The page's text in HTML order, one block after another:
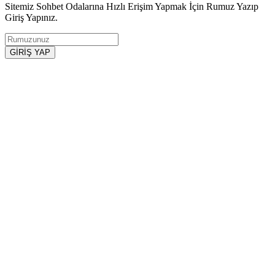
Sitemiz Sohbet Odalarına Hızlı Erişim Yapmak İçin Rumuz Yazıp
Giriş Yapınız.
GİRİŞ YAP